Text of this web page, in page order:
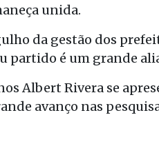
unida.
da gestão dos
partido é um grande
Albert Rivera se
avanço nas